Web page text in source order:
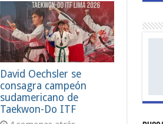
David Oechsler se
consagra campeón
sudamericano de
Taekwon-Do ITF